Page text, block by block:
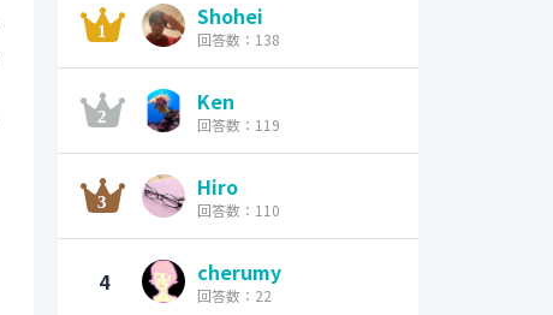
Shohei
回答数：138
Ken
回答数：119
Hiro
回答数：110
4 cherumy
回答数：22